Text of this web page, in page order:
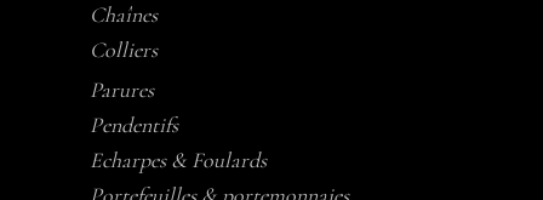
Chaînes
Colliers
Parures
Pendentifs
Echarpes & Foulards